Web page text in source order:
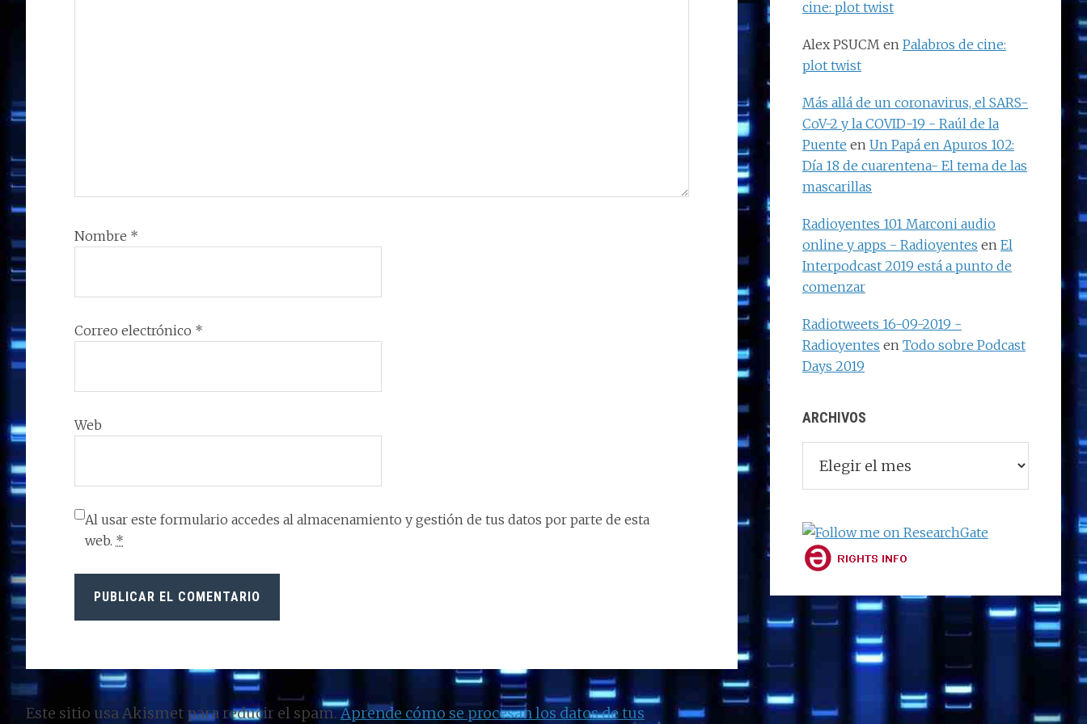
Nombre *
Correo electrónico *
Web
Al usar este formulario accedes al almacenamiento y gestión de tus datos por parte de esta
web. *
Este sitio usa Akismet para reducir el spam.Aprende cómo se procesan los datos de tus
cine: plot twist
Alex PSUCM en Palabros de cine:
plot twist
Más allá de un coronavirus, el SARS-
CoV-2 y la COVID-19 - Raúl de la
Puente en Un Papá en Apuros 102:
Día 18 de cuarentena- El tema de las
mascarillas
Radioyentes 101 Marconi audio
online y apps - Radioyentes en El
Interpodcast 2019 está a punto de
comenzar
Radiotweets 16-09-2019 -
Radioyentes en Todo sobre Podcast
Days 2019
ARCHIVOS